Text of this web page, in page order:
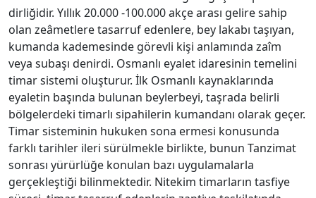
dirliğidir. Yıllık 20.000 -100.000 akçe arası gelire sahip
olan zeâmetlere tasarruf edenlere, bey lakabı taşıyan,
kumanda kademesinde görevli kişi anlamında zaîm
veya subaşı denirdi. Osmanlı eyalet idaresinin temelini
timar sistemi oluşturur. İlk Osmanlı kaynaklarında
eyaletin başında bulunan beylerbeyi, taşrada belirli
bölgelerdeki timarlı sipahilerin kumandanı olarak geçer.
Timar sisteminin hukuken sona ermesi konusunda
farklı tarihler ileri sürülmekle birlikte, bunun Tanzimat
sonrası yürürlüğe konulan bazı uygulamalarla
gerçekleştiği bilinmektedir. Nitekim timarların tasfiye